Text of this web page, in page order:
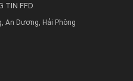
TIN FFD
An Dương, Hải Phòng